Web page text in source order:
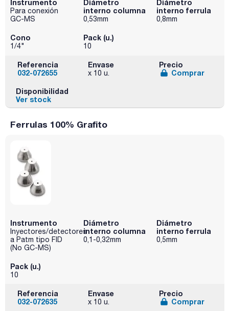
Instrumento
Para conexión
GC-MS
Diámetro
interno columna
0,53mm
Diámetro
interno ferrula
0,8mm
Cono
1/4"
Pack (u.)
10
Referencia
032-072655
Envase
x 10 u.
Precio
Comprar
Disponibilidad
Ver stock
Ferrulas 100% Grafito
Instrumento
Inyectores/detectores
a Patm tipo FID
(No GC-MS)
Diámetro
interno columna
0,1-0,32mm
Diámetro
interno ferrula
0,5mm
Pack (u.)
10
Referencia
032-072635
Envase
x 10 u.
Precio
Comprar